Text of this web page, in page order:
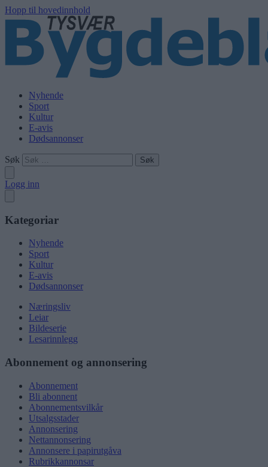
Hopp til hovedinnhold
Nyhende
Sport
Kultur
E-avis
Dødsannonser
Søk
Logg inn
Kategoriar
Nyhende
Sport
Kultur
E-avis
Dødsannonser
Næringsliv
Leiar
Bildeserie
Lesarinnlegg
Abonnement og annonsering
Abonnement
Bli abonnent
Abonnementsvilkår
Utsalgsstader
Annonsering
Nettannonsering
Annonsere i papirutgåva
Rubrikkannonsar